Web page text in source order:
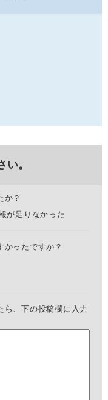
。
か？
が足りなかった
かったですか？
ら、下の投稿欄に入力